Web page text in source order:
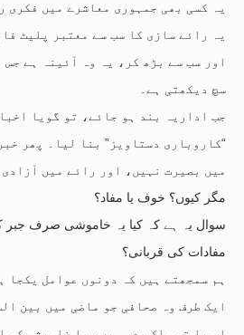
یہ کسی بھی جمہوری معاشرے میں فکری
یہ رائے سازی کا سب سے معتبر پلیٹ
اور سب سے بڑھ کر، یہ وہ آئینہ ہے جس
سچ دیکھتی ہے۔
جب اداریہ بند ہو جائے، تو گویا
“کاروباری دستاویز” بنا لیا۔ پھر
میں بصیرت نہیں، اور رائے میں آزادی
مگر کیوں؟ خوف یا مفاد؟
سوال یہ ہے کہ کیا یہ خاموشی صرف جبر
مفادات کی قربانی؟
ہم سمجھتے ہیں کہ دونوں عوامل یکجا
ایک طرف وہ صحافی جو ماضی میں بین